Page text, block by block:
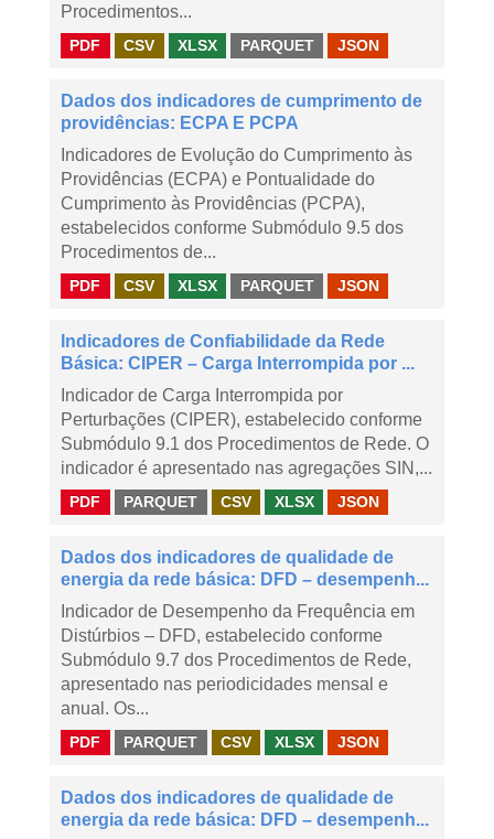
Procedimentos...
PDF CSV XLSX PARQUET JSON
Dados dos indicadores de cumprimento de
providências: ECPA E PCPA
Indicadores de Evolução do Cumprimento às
Providências (ECPA) e Pontualidade do
Cumprimento às Providências (PCPA),
estabelecidos conforme Submódulo 9.5 dos
Procedimentos de...
PDF CSV XLSX PARQUET JSON
Indicadores de Confiabilidade da Rede
Básica: CIPER – Carga Interrompida por ...
Indicador de Carga Interrompida por
Perturbações (CIPER), estabelecido conforme
Submódulo 9.1 dos Procedimentos de Rede. O
indicador é apresentado nas agregações SIN,...
PDF PARQUET CSV XLSX JSON
Dados dos indicadores de qualidade de
energia da rede básica: DFD – desempenh...
Indicador de Desempenho da Frequência em
Distúrbios – DFD, estabelecido conforme
Submódulo 9.7 dos Procedimentos de Rede,
apresentado nas periodicidades mensal e
anual. Os...
PDF PARQUET CSV XLSX JSON
Dados dos indicadores de qualidade de
energia da rede básica: DFD – desempenh...